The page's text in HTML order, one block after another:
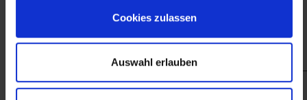
Cookies zulassen
Auswahl erlauben
finanzieller Unterstützung des Arbeitsmarktservice
Wien.